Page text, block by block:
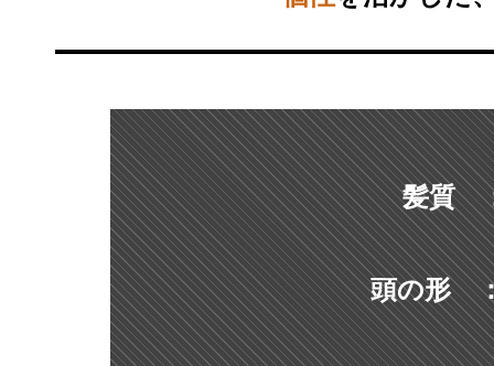
髪質
頭の形